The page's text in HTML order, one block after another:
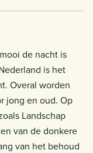
de nacht is
is het
Overal worden
jong en oud. Op
Landschap
van de donkere
van het behoud